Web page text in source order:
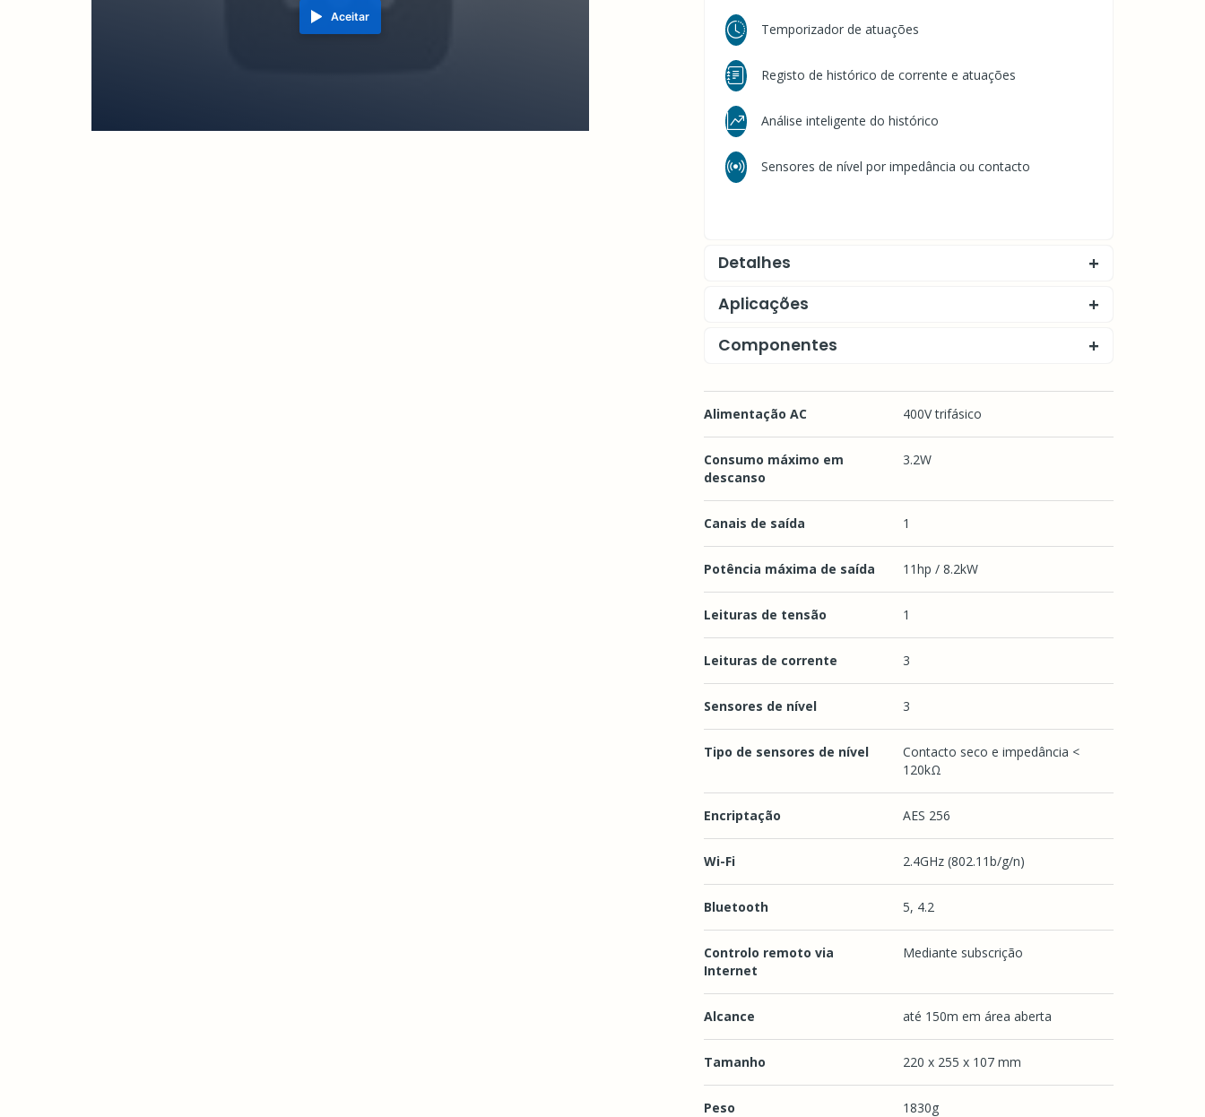
Aceitar
Temporizador de atuações
Registo de histórico de corrente e atuações
Análise inteligente do histórico
Sensores de nível por impedância ou contacto
Detalhes
Aplicações
Componentes
Alimentação AC 400V trifásico
Consumo máximo em
descanso
3.2W
Canais de saída 1
Potência máxima de saída 11hp / 8.2kW
Leituras de tensão 1
Leituras de corrente 3
Sensores de nível 3
Tipo de sensores de nível
Contacto seco e impedância <
120kΩ
Encriptação AES 256
Wi-Fi 2.4GHz (802.11b/g/n)
Bluetooth 5, 4.2
Controlo remoto via
Internet
Mediante subscrição
Alcance até 150m em área aberta
Tamanho 220 x 255 x 107 mm
Peso 1830g